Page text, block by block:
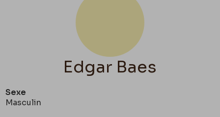
Edgar Baes
Sexe
Masculin